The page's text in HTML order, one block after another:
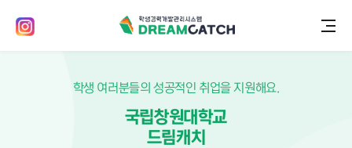
학생 여러분들의 성공적인 취업을 지원해요.
국립창원대학교
드림캐치